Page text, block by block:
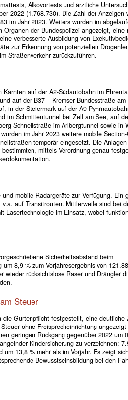
Alkovortests und ärztliche
2022 (1.768.730). Die Zahl der Anzeigen
im Jahr 2023. Weiters wurden im
der Bundespolizei angezeigt, eine
verbesserte Ausbildung von
zur Erkennung von potenziellen
Straßenverkehr zurückzuführen.
auf der A2-Südautobahn im
auf der B37 – Kremser Bundesstraße am
in der Steiermark auf der A9-
im Schmittentunnel bei Zell am See, auf
Schnellstraße im Arlbergtunnel sowie in
im Jahr 2023 weitere mobile
temporär eingesetzt. Die
mittels Verordnung genau
mobile Radargeräte zur Verfügung. Ein
auf Transitrouten. Mittlerweile sind bei
Lasertechnologie im Einsatz, wobei
Sicherheitsabstand beim
8,9 % zum Vorjahresergebnis von
wieder rücksichtslose Raser und Drängler
Steuer
Gurtenpflicht festgestellt, eine deutliche
ohne Freisprecheinrichtung
geringen Rückgang gegenüber 2022 um
Kindersicherung zu verzeichnen:
um 13,8 % mehr als im Vorjahr. Es zeigt
Bewusstseinsbildung bei den